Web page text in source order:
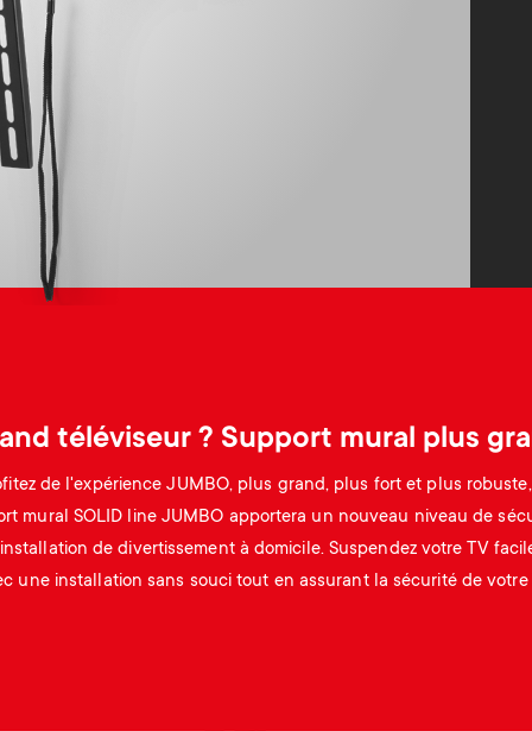
téléviseur ? Support mural plus
de l'expérience JUMBO, plus grand, plus fort et plus
mural SOLID line JUMBO apportera un nouveau niveau de
de divertissement à domicile. Suspendez votre TV
une installation sans souci tout en assurant la sécurité de votre